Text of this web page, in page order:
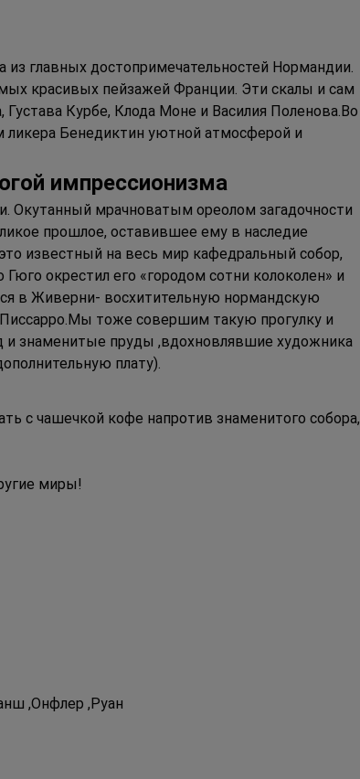
главных достопримечательностей Нормандии.
красивых пейзажей Франции. Эти скалы и сам
Курбе, Клода Моне и Василия Поленова.Во
Бенедиктин уютной атмосферой и
импрессионизма
Окутанный мрачноватым ореолом загадочности
прошлое, оставившее ему в наследие
известный на весь мир кафедральный собор,
окрестил его «городом сотни колоколен» и
в Живерни- восхитительную нормандскую
тоже совершим такую прогулку и
и знаменитые пруды ,вдохновлявшие художника
плату).
с чашечкой кофе напротив знаменитого собора,
миры!
,Онфлер ,Руан